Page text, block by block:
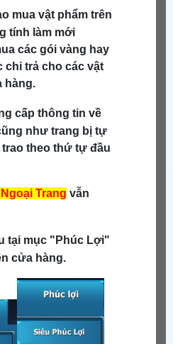
mua vật phẩm trên
tính làm mới
các gói vàng hay
chi trả cho các vật
hàng.
cấp thông tin về
như trang bị tự
theo thứ tự đầu
Trang vẫn
tại mục "Phúc Lợi"
cửa hàng.